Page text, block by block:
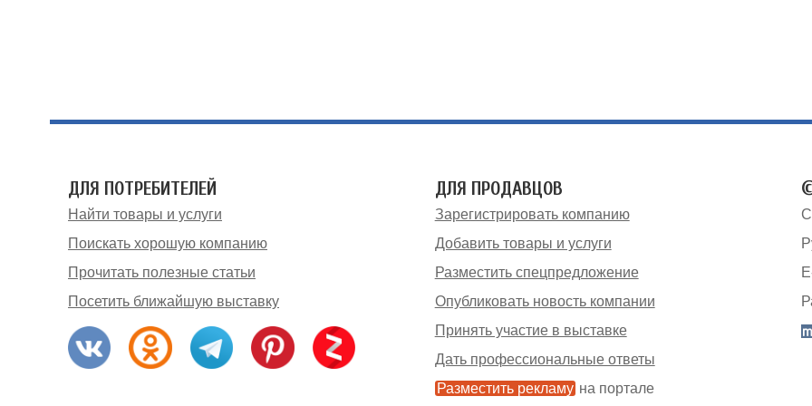
ДЛЯ ПОТРЕБИТЕЛЕЙ
Найти товары и услуги
Поискать хорошую компанию
Прочитать полезные статьи
Посетить ближайшую выставку
ДЛЯ ПРОДАВЦОВ
Зарегистрировать компанию
Добавить товары и услуги
Разместить спецпредложение
Опубликовать новость компании
Принять участие в выставке
Дать профессиональные ответы
Разместить рекламу на портале